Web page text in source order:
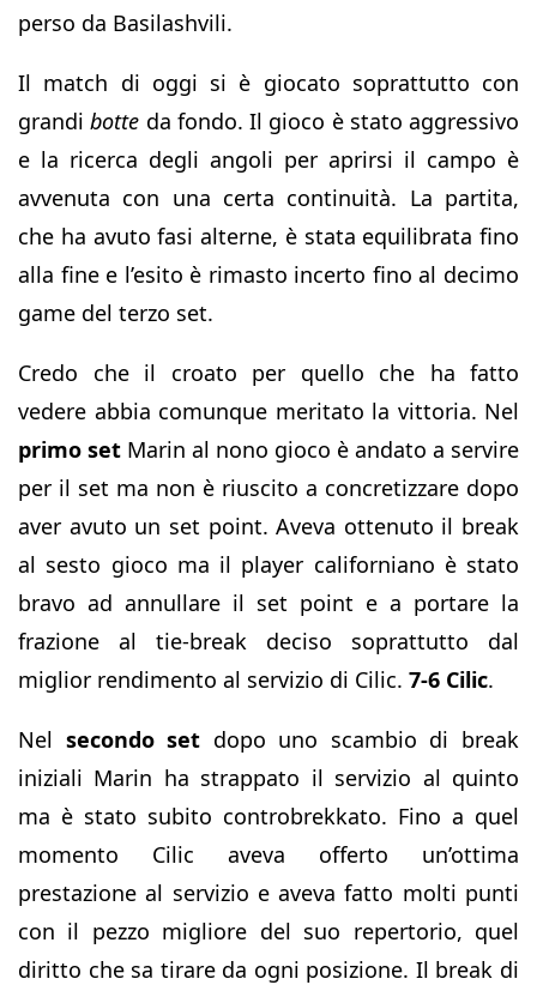
perso da Basilashvili.
Il match di oggi si è giocato soprattutto con
grandibotte da fondo. Il gioco è stato aggressivo
e la ricerca degli angoli per aprirsi il campo è
avvenuta con una certa continuità. La partita,
che ha avuto fasi alterne, è stata equilibrata fino
alla fine e l’esito è rimasto incerto fino al decimo
game del terzo set.
Credo che il croato per quello che ha fatto
vedere abbia comunque meritato la vittoria. Nel
primo set Marin al nono gioco è andato a servire
per il set ma non è riuscito a concretizzare dopo
aver avuto un set point. Aveva ottenuto il break
al sesto gioco ma il player californiano è stato
bravo ad annullare il set point e a portare la
frazione al tie-break deciso soprattutto dal
miglior rendimento al servizio di Cilic. 7-6 Cilic.
Nel secondo set dopo uno scambio di break
iniziali Marin ha strappato il servizio al quinto
ma è stato subito controbrekkato. Fino a quel
momento Cilic aveva offerto un’ottima
prestazione al servizio e aveva fatto molti punti
con il pezzo migliore del suo repertorio, quel
diritto che sa tirare da ogni posizione. Il break di